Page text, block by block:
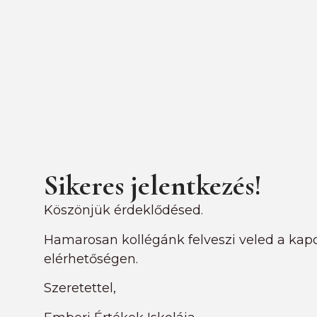
Sikeres jelentkezés!
Köszönjük érdeklődésed.
Hamarosan kollégánk felveszi veled a
elérhetőségen.
Szeretettel,